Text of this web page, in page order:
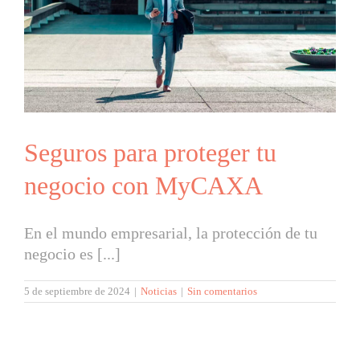
Seguros para proteger tu
negocio con MyCAXA
En el mundo empresarial, la protección de tu
negocio es [...]
5 de septiembre de 2024 | Noticias | Sin comentarios